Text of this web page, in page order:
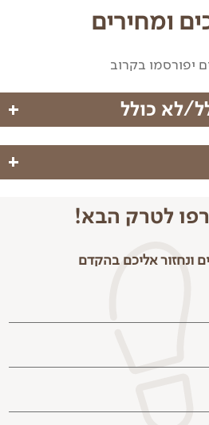
ומחירים
יפורסמו בקרוב
לא כולל
אנא הבנתכם.
מתחילתו ועד סופו. אין אפשרות
מתוך הטיול.
ולאחר מכן מילוי טופס
לטרק הבא!
ונחזור אליכם בהקדם